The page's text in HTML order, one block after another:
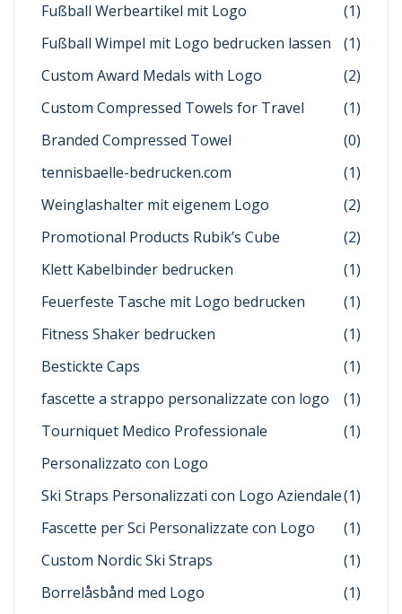
Fußball Werbeartikel mit Logo
(1)
Fußball Wimpel mit Logo bedrucken lassen
(1)
Custom Award Medals with Logo
(2)
Custom Compressed Towels for Travel
(1)
Branded Compressed Towel
(0)
tennisbaelle-bedrucken.com
(1)
Weinglashalter mit eigenem Logo
(2)
Promotional Products Rubik’s Cube
(2)
Klett Kabelbinder bedrucken
(1)
Feuerfeste Tasche mit Logo bedrucken
(1)
Fitness Shaker bedrucken
(1)
Bestickte Caps
(1)
fascette a strappo personalizzate con logo
(1)
Tourniquet Medico Professionale
Personalizzato con Logo
(1)
Ski Straps Personalizzati con Logo Aziendale(1)
Fascette per Sci Personalizzate con Logo
(1)
Custom Nordic Ski Straps
(1)
Borrelåsbånd med Logo
(1)